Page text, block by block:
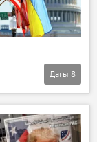
Россиянын Донбассты коргоо боюнча атайын операциясы
Дагы 8